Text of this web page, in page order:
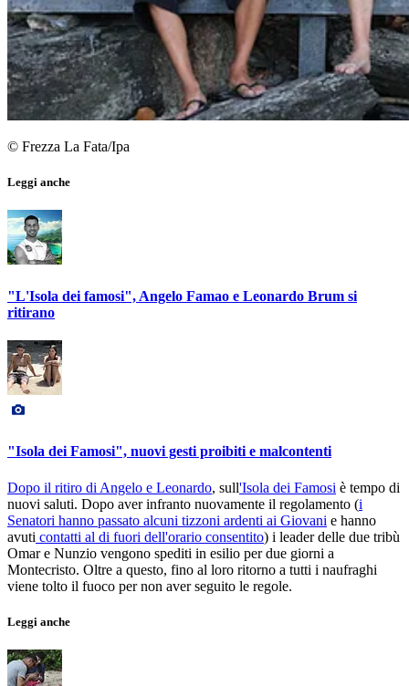
© Frezza La Fata/Ipa
Leggi anche
"L'Isola dei famosi", Angelo Famao e Leonardo Brum si
ritirano
"Isola dei Famosi", nuovi gesti proibiti e malcontenti
Dopo il ritiro di Angelo e Leonardo, sull'Isola dei Famosi è tempo di
nuovi saluti. Dopo aver infranto nuovamente il regolamento (i
Senatori hanno passato alcuni tizzoni ardenti ai Giovani e hanno
avuti contatti al di fuori dell'orario consentito) i leader delle due tribù
Omar e Nunzio vengono spediti in esilio per due giorni a
Montecristo. Oltre a questo, fino al loro ritorno a tutti i naufraghi
viene tolto il fuoco per non aver seguito le regole.
Leggi anche